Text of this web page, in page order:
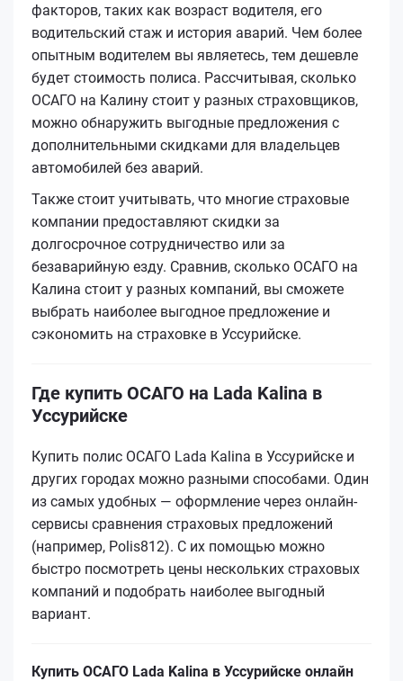
факторов, таких как возраст водителя, его
водительский стаж и история аварий. Чем более
опытным водителем вы являетесь, тем дешевле
будет стоимость полиса. Рассчитывая, сколько
ОСАГО на Калину стоит у разных страховщиков,
можно обнаружить выгодные предложения с
дополнительными скидками для владельцев
автомобилей без аварий.
Также стоит учитывать, что многие страховые
компании предоставляют скидки за
долгосрочное сотрудничество или за
безаварийную езду. Сравнив, сколько ОСАГО на
Калина стоит у разных компаний, вы сможете
выбрать наиболее выгодное предложение и
сэкономить на страховке в Уссурийске.
Где купить ОСАГО на Lada Kalina в
Уссурийске
Купить полис ОСАГО Lada Kalina в Уссурийске и
других городах можно разными способами. Один
из самых удобных — оформление через онлайн-
сервисы сравнения страховых предложений
(например, Polis812). С их помощью можно
быстро посмотреть цены нескольких страховых
компаний и подобрать наиболее выгодный
вариант.
Купить ОСАГО Lada Kalina в Уссурийске онлайн